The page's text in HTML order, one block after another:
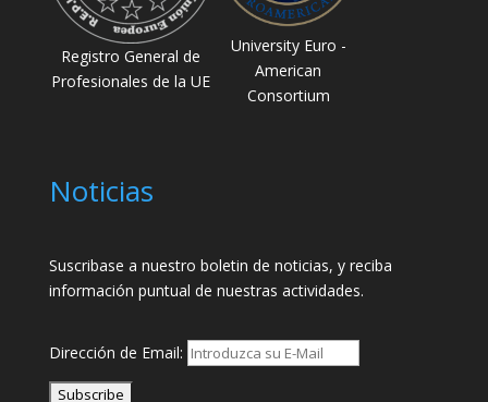
Registro General de
Profesionales de la UE
University Euro -
American
Consortium
Noticias
Suscribase a nuestro boletin de noticias, y reciba
información puntual de nuestras actividades.
Dirección de Email: